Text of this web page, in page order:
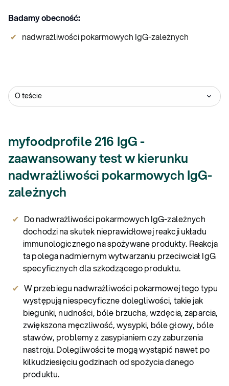
Badamy obecność:
nadwrażliwości pokarmowych IgG-zależnych
O teście
myfoodprofile 216 IgG -
zaawansowany test w kierunku
nadwrażliwości pokarmowych IgG-
zależnych
Do nadwrażliwości pokarmowych IgG-zależnych
dochodzi na skutek nieprawidłowej reakcji układu
immunologicznego na spożywane produkty. Reakcja
ta polega nadmiernym wytwarzaniu przeciwciał IgG
specyficznych dla szkodzącego produktu.
W przebiegu nadwrażliwości pokarmowej tego typu
występują niespecyficzne dolegliwości, takie jak
biegunki, nudności, bóle brzucha, wzdęcia, zaparcia,
zwiększona męczliwość, wysypki, bóle głowy, bóle
stawów, problemy z zasypianiem czy zaburzenia
nastroju. Dolegliwości te mogą wystąpić nawet po
kilkudziesięciu godzinach od spożycia danego
produktu.